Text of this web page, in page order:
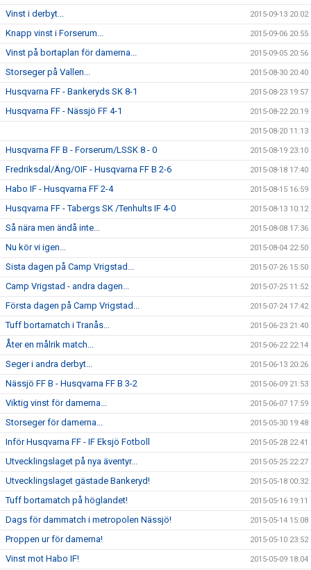
Vinst i derbyt... 2015-09-13 20:02
Knapp vinst i Forserum... 2015-09-06 20:55
Vinst på bortaplan för damerna... 2015-09-05 20:56
Storseger på Vallen... 2015-08-30 20:40
Husqvarna FF - Bankeryds SK 8-1 2015-08-23 19:57
Husqvarna FF - Nässjö FF 4-1 2015-08-22 20:19
2015-08-20 11:13
Husqvarna FF B - Forserum/LSSK 8 - 0 2015-08-19 23:10
Fredriksdal/Äng/OIF - Husqvarna FF B 2-6 2015-08-18 17:40
Habo IF - Husqvarna FF 2-4 2015-08-15 16:59
Husqvarna FF - Tabergs SK /Tenhults IF 4-0 2015-08-13 10:12
Så nära men ändå inte... 2015-08-08 17:36
Nu kör vi igen... 2015-08-04 22:50
Sista dagen på Camp Vrigstad... 2015-07-26 15:50
Camp Vrigstad - andra dagen... 2015-07-25 11:52
Första dagen på Camp Vrigstad... 2015-07-24 17:42
Tuff bortamatch i Tranås... 2015-06-23 21:40
Åter en målrik match... 2015-06-22 22:14
Seger i andra derbyt... 2015-06-13 20:26
Nässjö FF B - Husqvarna FF B 3-2 2015-06-09 21:53
Viktig vinst för damerna... 2015-06-07 17:59
Storseger för damerna... 2015-05-30 19:48
Inför Husqvarna FF - IF Eksjö Fotboll 2015-05-28 22:41
Utvecklingslaget på nya äventyr... 2015-05-25 22:27
Utvecklingslaget gästade Bankeryd! 2015-05-18 00:32
Tuff bortamatch på höglandet! 2015-05-16 19:11
Dags för dammatch i metropolen Nässjö! 2015-05-14 15:08
Proppen ur för damerna! 2015-05-10 23:52
Vinst mot Habo IF! 2015-05-09 18:04